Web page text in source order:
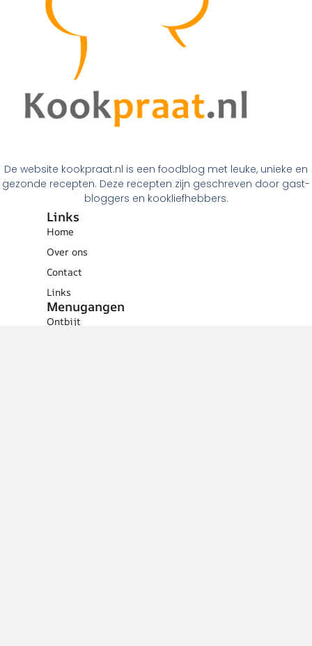
De website kookpraat.nl is een foodblog met leuke, unieke en
gezonde recepten. Deze recepten zijn geschreven door gast-
bloggers en kookliefhebbers.
Links
Home
Over ons
Contact
Links
Menugangen
Ontbijt